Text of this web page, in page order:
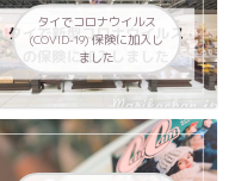
タイでコロナウイルス
(COVID-19) 保険に加入し
ました